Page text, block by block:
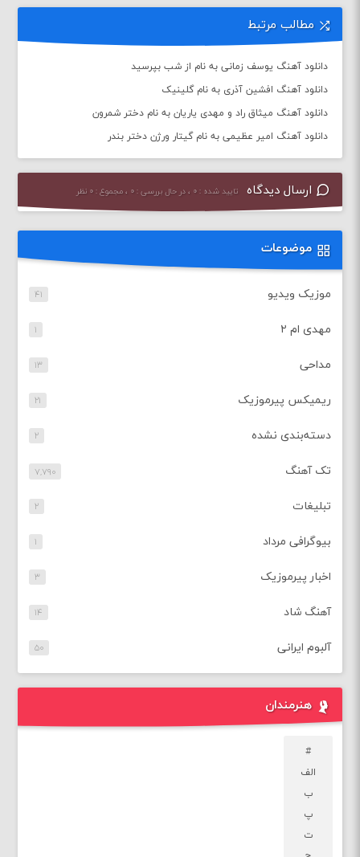
مطالب مرتبط
دانلود آهنگ یوسف زمانی به نام از شب بپرسید
دانلود آهنگ افشین آذری به نام گلینیک
دانلود آهنگ میثاق راد و مهدی یاریان به نام دختر شمرون
دانلود آهنگ امیر عظیمی به نام گیتار ورژن دختر بندر
ارسال دیدگاه تایید شده : ۰ ، در حال بررسی : ۰ ، مجموع : ۰ نظر
موضوعات
موزیک ویدیو ۴۱
مهدی ام ۲ ۱
مداحی ۱۳
ریمیکس پیرموزیک ۲۱
دسته‌بندی نشده ۲
تک آهنگ ۷,۷۹۰
تبلیغات ۲
بیوگرافی مرداد ۱
اخبار پیرموزیک ۳
آهنگ شاد ۱۴
آلبوم ایرانی ۵۰
هنرمندان
#
الف
ب
پ
ت